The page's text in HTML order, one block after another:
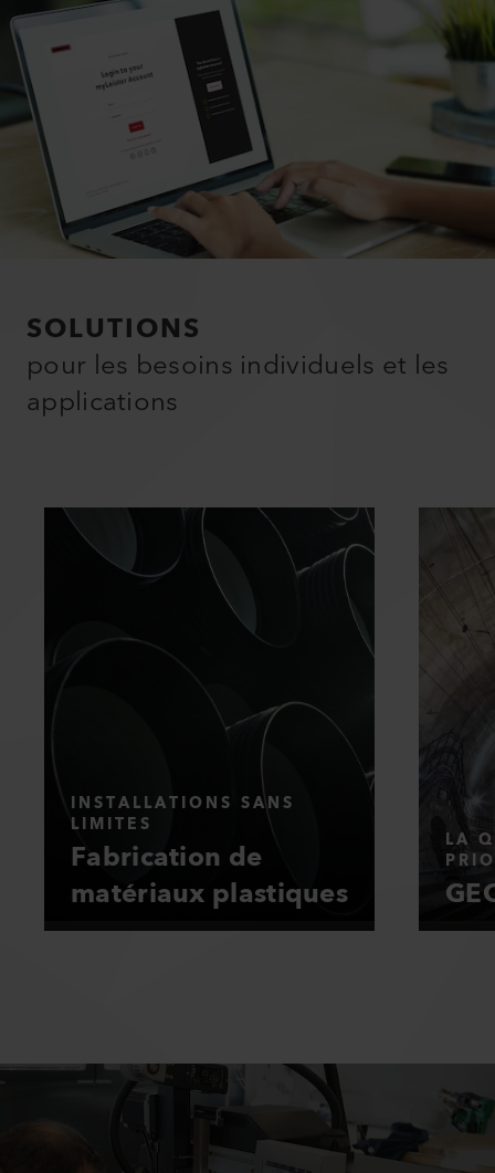
SOLUTIONS
pour les besoins individuels et les
applications
INSTALLATIONS SANS
LIMITES
Fabrication de
matériaux plastiques
LA